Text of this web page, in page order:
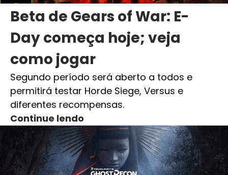
Beta de Gears of War: E-
Day começa hoje; veja
como jogar
Segundo período será aberto a todos e
permitirá testar Horde Siege, Versus e
diferentes recompensas.
Continue lendo